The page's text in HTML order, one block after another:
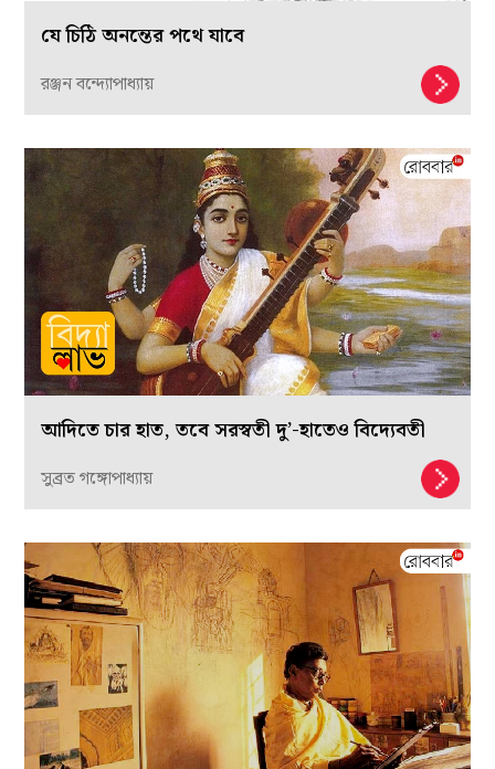
যে চিঠি অনন্তের পথে যাবে
রঞ্জন বন্দ্যোপাধ্যায়
আদিতে চার হাত, তবে সরস্বতী দু’-হাতেও বিদ্যেবতী
সুব্রত গঙ্গোপাধ্যায়